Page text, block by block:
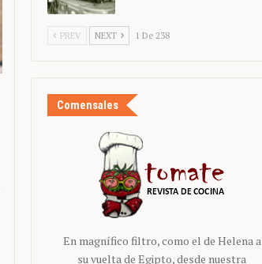
PREV NEXT 1 De 238
Comensales
En magnífico filtro, como el de Helena a
su vuelta de Egipto, desde nuestra